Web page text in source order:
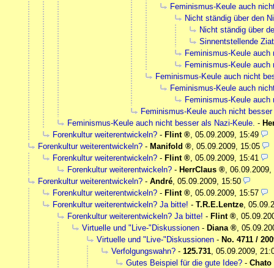
Feminismus-Keule auch
Nicht ständig über den
Nicht ständig über
Sinnentstellende
Feminismus-Keule
Feminismus-Keule
Feminismus-Keule auch nicht
Feminismus-Keule auch
Feminismus-Keule
Feminismus-Keule auch nicht
Feminismus-Keule auch nicht besser als Nazi-Keule. -
Forenkultur weiterentwickeln? - Flint
05.09.2009, 15:49
Forenkultur weiterentwickeln? - Manifold
05.09.2009, 15:05
Forenkultur weiterentwickeln? - Flint
05.09.2009, 15:41
Forenkultur weiterentwickeln? - HerrClaus
06.09.2009,
Forenkultur weiterentwickeln? - André 05.09.2009, 15:50
Forenkultur weiterentwickeln? - Flint
05.09.2009, 15:57
Forenkultur weiterentwickeln? Ja bitte! - T.R.E.Lentze
Forenkultur weiterentwickeln? Ja bitte! - Flint
Virtuelle und "Live-"Diskussionen - Diana
Virtuelle und "Live-"Diskussionen - No. 4711 /
Verfolgungswahn? - 125.731 05.09.2009,
Gutes Beispiel für die gute Idee? - Chato